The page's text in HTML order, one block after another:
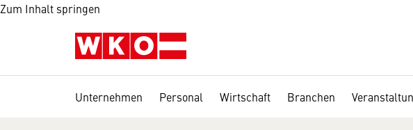
Zum Inhalt springen
Unternehmen Personal Wirtschaft Branchen